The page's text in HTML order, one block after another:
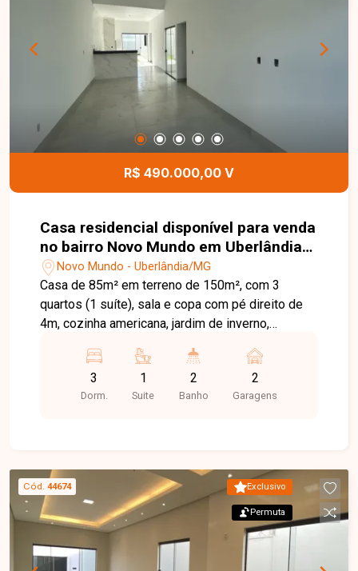
possui garagem para 2 carros, portão eletrônico e
concertina, oferecendo mais segurança. Uma
excelente oportunidade para quem busca um
imóvel completo. Entre em contato e agende sua
R$ 490.000,00 V
Casa residencial disponível para venda
no bairro Novo Mundo em Uberlândia-
MGNovo Mundo - Uberlândia/MG
Casa de 85m² em terreno de 150m², com 3
quartos (1 suíte), sala e copa com pé direito de
4m, cozinha americana, jardim de inverno,
para ar-condicionado e boiler solar. Garagem para
2 carros e espaço para área gourmet.
Acabamento de primeira.
3
Dorm.
1
Suite
2
Banho
2
Garagens
Exclusivo
Permuta
Cód. 44674